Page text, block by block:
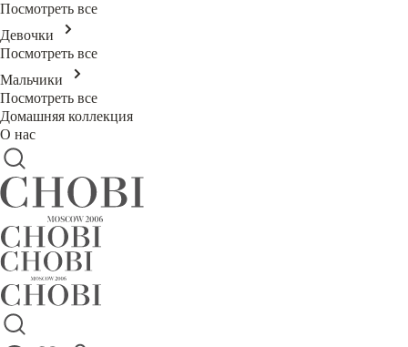
Посмотреть все
Девочки
Посмотреть все
Мальчики
Посмотреть все
Домашняя коллекция
О нас